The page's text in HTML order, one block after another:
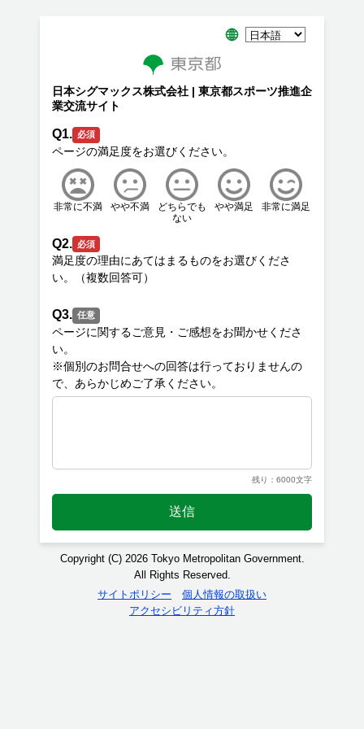
日本シグマックス株式会社 | 東京都スポーツ推進企
業交流サイト
Q1. 必須
非常に不満 やや不満
どちらでも
ない
やや満足 非常に満足
Q2. 必須
満足度の理由にあてはまるものをお選びくださ
Q3. 任意
ページに関するご意見・ご感想をお聞かせくださ
い。
※個別のお問合せへの回答は行っておりませんの
残り：6000文字
送信
Copyright (C) 2026 Tokyo Metropolitan Government.
All Rights Reserved.
サイトポリシー
個人情報の取扱い
アクセシビリティ方針